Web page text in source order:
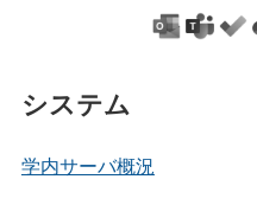
システム
学内サーバ概況